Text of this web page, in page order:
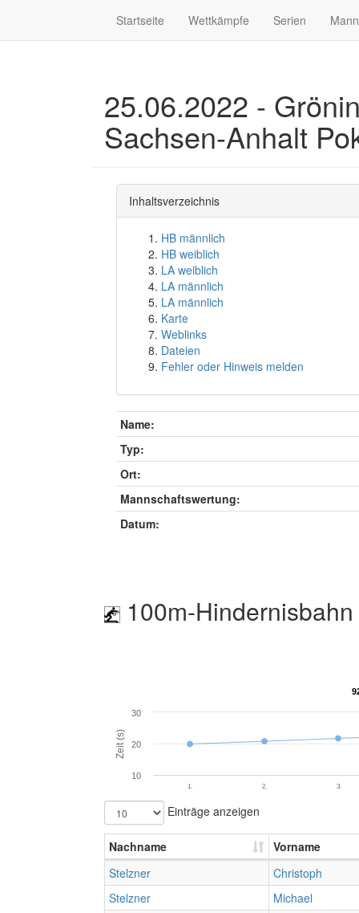
Startseite Wettkämpfe Serien
25.06.2022 -
Sachsen-Anhalt
Inhaltsverzeichnis
HB männlich
HB weiblich
LA weiblich
LA männlich
LA männlich
Karte
Weblinks
Dateien
Fehler oder Hinweis melden
Name:
Typ:
Ort:
Mannschaftswertung:
Datum:
100m-
Zeit (s)
1. 2. 3.
10
20
30
Einträge anzeigen
Nachname
Vorname
Stelzner
Christoph
Stelzner
Michael